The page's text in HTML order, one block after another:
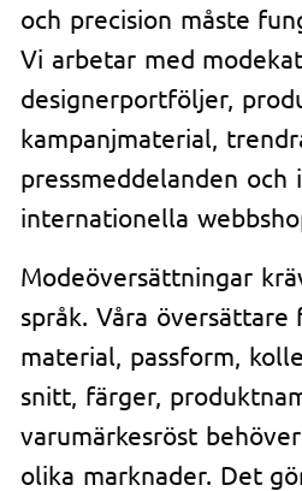
och precision måste
Vi arbetar med
designerportföljer,
kampanjmaterial,
pressmeddelanden och
internationella
Modeöversättningar
språk. Våra översättare
material, passform,
snitt, färger,
varumärkesröst
olika marknader. Det